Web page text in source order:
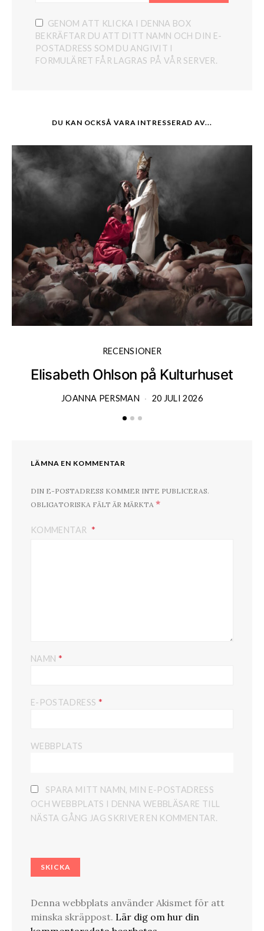
GENOM ATT KLICKA I DENNA BOX
BEKRÄFTAR DU ATT DITT NAMN OCH DIN E-
POSTADRESS SOM DU ANGIVIT I
FORMULÄRET FÅR LAGRAS PÅ VÅR SERVER.
DU KAN OCKSÅ VARA INTRESSERAD AV...
RECENSIONER
Elisabeth Ohlson på Kulturhuset
JOANNA PERSMAN 20 JULI 2026
LÄMNA EN KOMMENTAR
DIN E-POSTADRESS KOMMER INTE PUBLICERAS.
OBLIGATORISKA FÄLT ÄR MÄRKTA *
KOMMENTAR
NAMN *
E-POSTADRESS *
WEBBPLATS
SPARA MITT NAMN, MIN E-POSTADRESS
OCH WEBBPLATS I DENNA WEBBLÄSARE TILL
NÄSTA GÅNG JAG SKRIVER EN KOMMENTAR.
Denna webbplats använder Akismet för att
minska skräppost. Lär dig om hur din